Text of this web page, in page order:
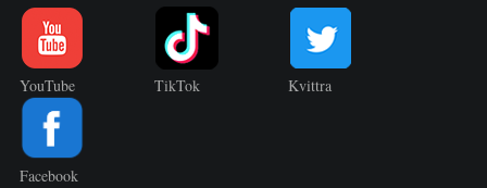
YouTube TikTok Kvittra
Facebook